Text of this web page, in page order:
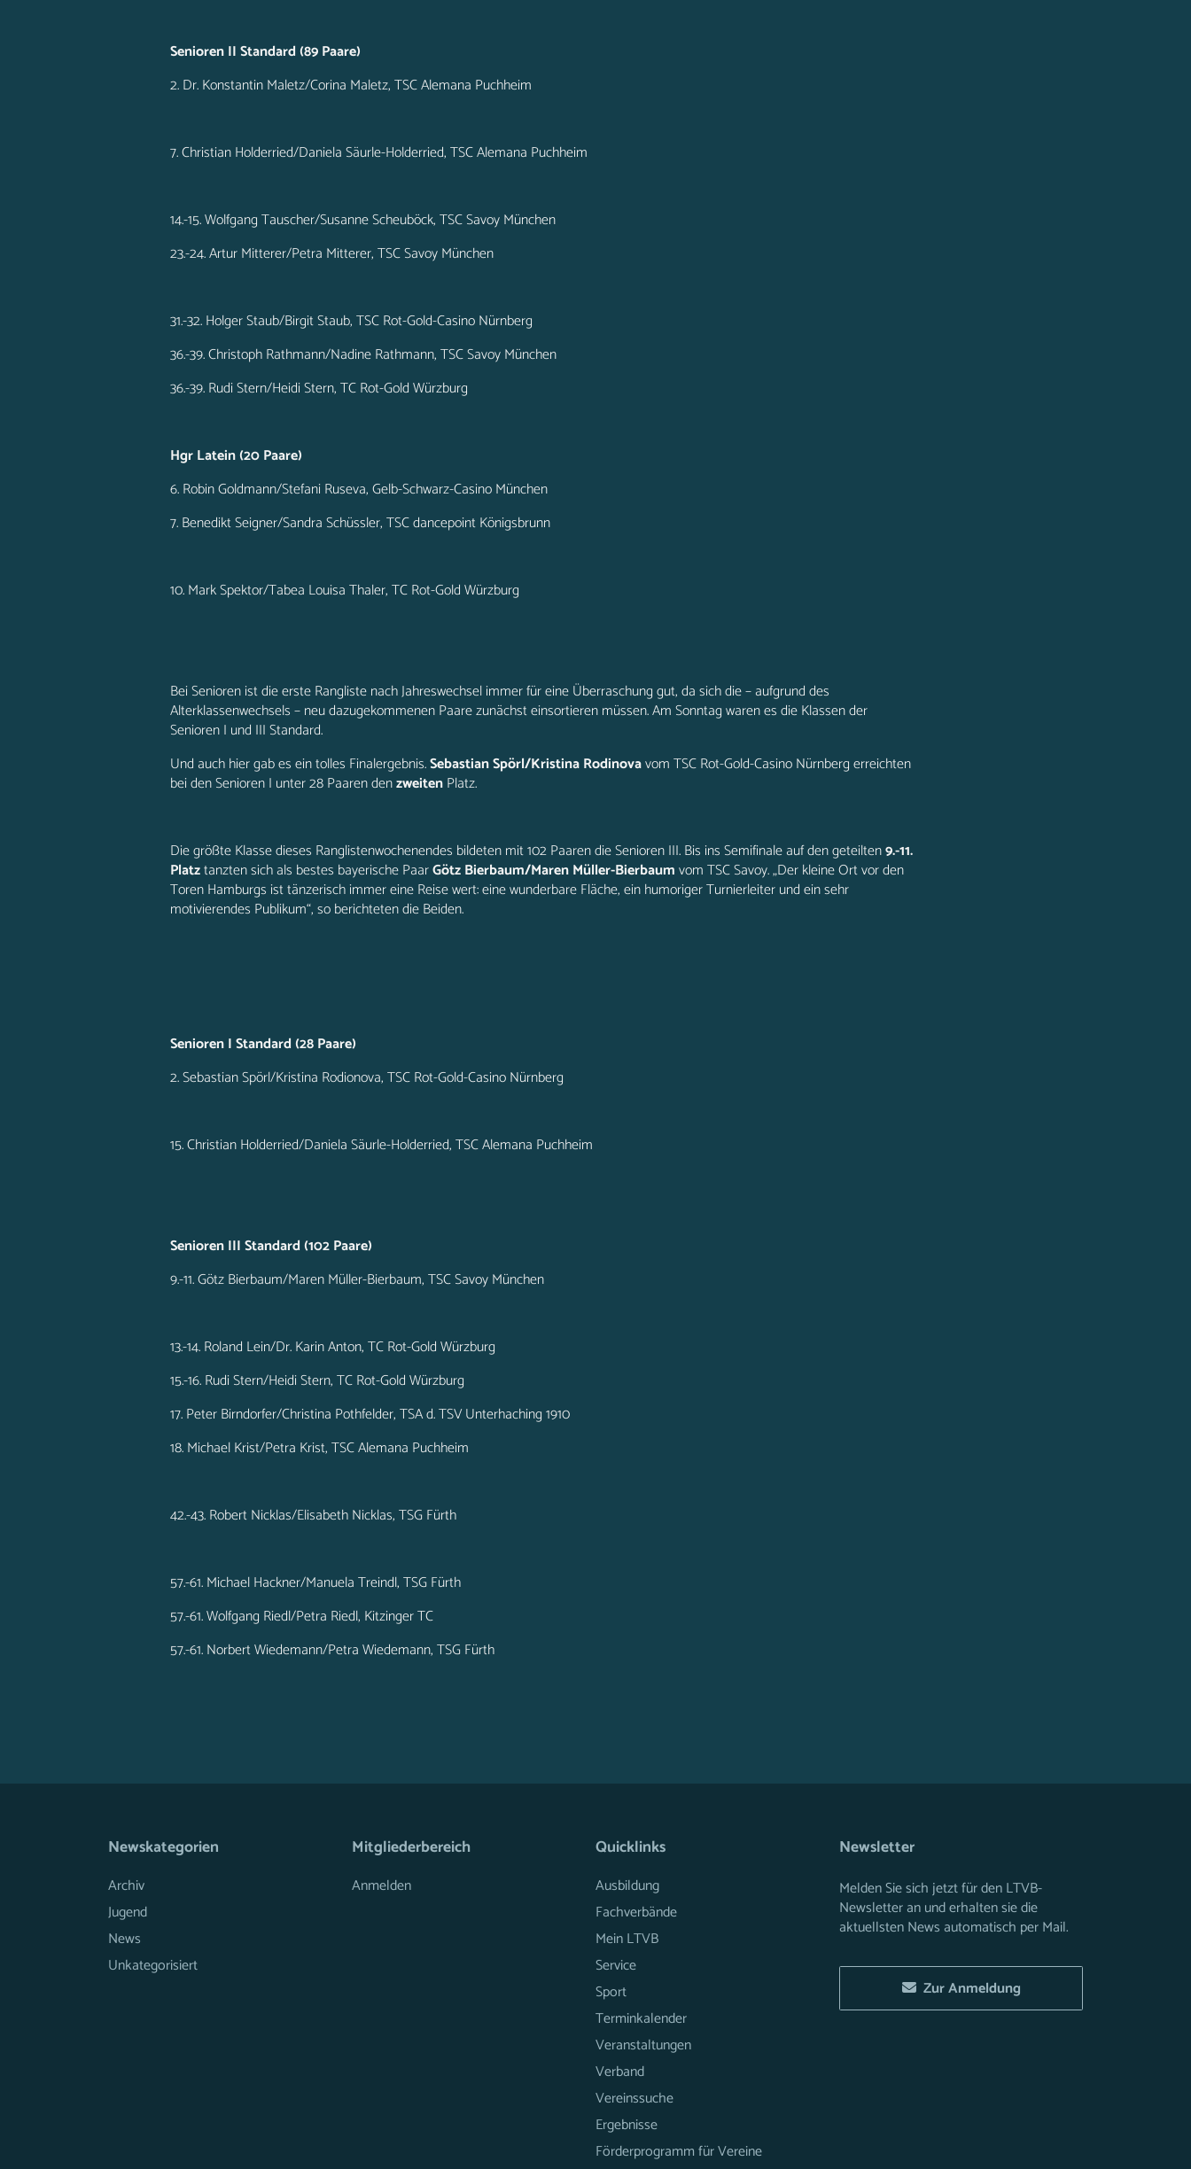
Senioren II Standard (89 Paare)
2. Dr. Konstantin Maletz/Corina Maletz, TSC Alemana Puchheim
7. Christian Holderried/Daniela Säurle-Holderried, TSC Alemana Puchheim
14.-15. Wolfgang Tauscher/Susanne Scheuböck, TSC Savoy München
23.-24. Artur Mitterer/Petra Mitterer, TSC Savoy München
31.-32. Holger Staub/Birgit Staub, TSC Rot-Gold-Casino Nürnberg
36.-39. Christoph Rathmann/Nadine Rathmann, TSC Savoy München
36.-39. Rudi Stern/Heidi Stern, TC Rot-Gold Würzburg
Hgr Latein (20 Paare)
6. Robin Goldmann/Stefani Ruseva, Gelb-Schwarz-Casino München
7. Benedikt Seigner/Sandra Schüssler, TSC dancepoint Königsbrunn
10. Mark Spektor/Tabea Louisa Thaler, TC Rot-Gold Würzburg
Bei Senioren ist die erste Rangliste nach Jahreswechsel immer für eine Überraschung gut, da sich die – aufgrund des
Alterklassenwechsels – neu dazugekommenen Paare zunächst einsortieren müssen. Am Sonntag waren es die Klassen der
Senioren I und III Standard.
Und auch hier gab es ein tolles Finalergebnis.Sebastian Spörl/Kristina Rodinovavom TSC Rot-Gold-Casino Nürnberg erreichten
bei den Senioren I unter 28 Paaren denzweitenPlatz.
Die größte Klasse dieses Ranglistenwochenendes bildeten mit 102 Paaren die Senioren III. Bis ins Semifinale auf den geteilten9.-11.
Platztanzten sich als bestes bayerische PaarGötz Bierbaum/Maren Müller-Bierbaumvom TSC Savoy. „Der kleine Ort vor den
Toren Hamburgs ist tänzerisch immer eine Reise wert: eine wunderbare Fläche, ein humoriger Turnierleiter und ein sehr
motivierendes Publikum“, so berichteten die Beiden.
Senioren I Standard (28 Paare)
2. Sebastian Spörl/Kristina Rodionova, TSC Rot-Gold-Casino Nürnberg
15. Christian Holderried/Daniela Säurle-Holderried, TSC Alemana Puchheim
Senioren III Standard (102 Paare)
9.-11. Götz Bierbaum/Maren Müller-Bierbaum, TSC Savoy München
13.-14. Roland Lein/Dr. Karin Anton, TC Rot-Gold Würzburg
15.-16. Rudi Stern/Heidi Stern, TC Rot-Gold Würzburg
17. Peter Birndorfer/Christina Pothfelder, TSA d. TSV Unterhaching 1910
18. Michael Krist/Petra Krist, TSC Alemana Puchheim
42.-43. Robert Nicklas/Elisabeth Nicklas, TSG Fürth
57.-61. Michael Hackner/Manuela Treindl, TSG Fürth
57.-61. Wolfgang Riedl/Petra Riedl, Kitzinger TC
57.-61. Norbert Wiedemann/Petra Wiedemann, TSG Fürth
Newskategorien
Archiv
Jugend
News
Unkategorisiert
Mitgliederbereich
Anmelden
Quicklinks
Ausbildung
Fachverbände
Mein LTVB
Service
Sport
Terminkalender
Veranstaltungen
Verband
Vereinssuche
Ergebnisse
Förderprogramm für Vereine
Newsletter
Melden Sie sich jetzt für den LTVB-
Newsletter an und erhalten sie die
aktuellsten News automatisch per Mail.
Zur Anmeldung